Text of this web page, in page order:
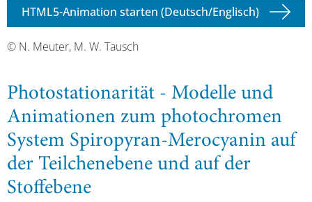
HTML5-Animation starten (Deutsch/Englisch)
© N. Meuter, M. W. Tausch
Photostationarität - Modelle und
Animationen zum photochromen
System Spiropyran-Merocyanin auf
der Teilchenebene und auf der
Stoffebene